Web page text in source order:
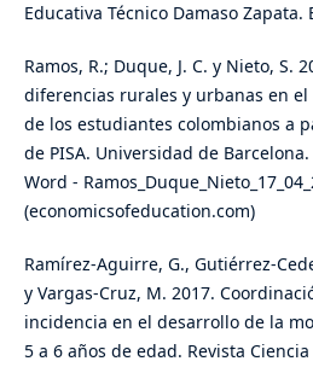
Educativa Técnico Damaso Zapata.
Ramos, R.; Duque, J. C. y Nieto, S.
diferencias rurales y urbanas en
de los estudiantes colombianos a
de PISA. Universidad de
Word -
(economicsofeducation.com)
Ramírez-Aguirre, G., Gutiérrez-
y Vargas-Cruz, M. 2017.
incidencia en el desarrollo de la
5 a 6 años de edad. Revista